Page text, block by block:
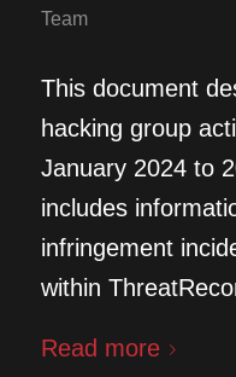
Team
This document
hacking group
January 2024 to
includes
infringement
within
Read more